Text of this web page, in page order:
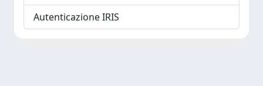
Autenticazione IRIS